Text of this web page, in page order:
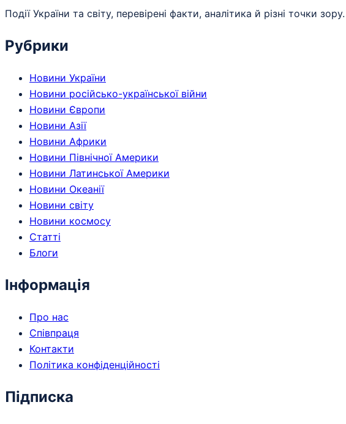
Події України та світу, перевірені факти, аналітика й різні точки зору.
Рубрики
Новини України
Новини російсько-української війни
Новини Європи
Новини Азії
Новини Африки
Новини Північної Америки
Новини Латинської Америки
Новини Океанії
Новини світу
Новини космосу
Статті
Блоги
Інформація
Про нас
Співпраця
Контакти
Політика конфіденційності
Підписка